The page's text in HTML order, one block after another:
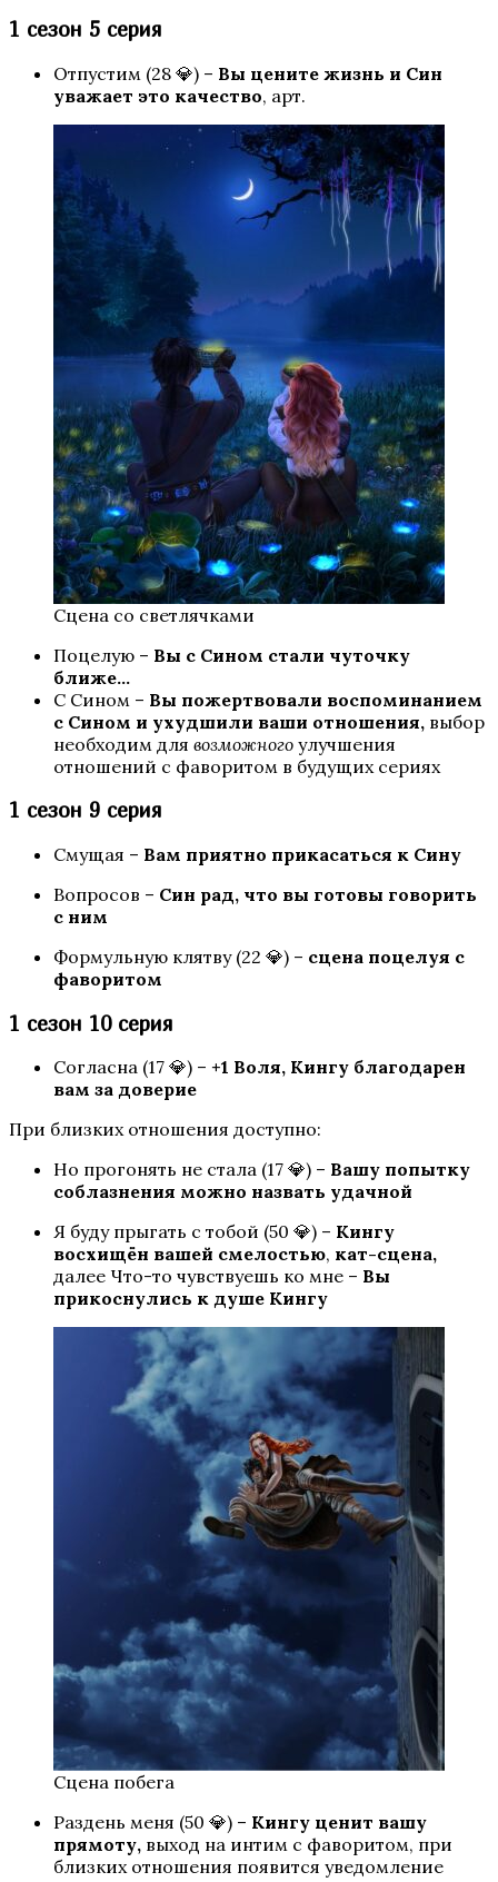
Песнь о Красном Ниле
Игра в ТЭГ
Секрет Небес 2
Роза Пустыни
Теодора
Цветок из огня Тиамат
Кали: Зов Тьмы
1 сезон 5 серия
Отпустим (28 💎) – Вы цените жизнь и Син
уважает это качество, арт.
Сцена со светлячками
Поцелую – Вы с Сином стали чуточку
ближе…
С Сином – Вы пожертвовали воспоминанием
с Сином и ухудшили ваши отношения, выбор
необходим для возможного улучшения
отношений с фаворитом в будущих сериях
1 сезон 9 серия
Смущая – Вам приятно прикасаться к Сину
Вопросов – Син рад, что вы готовы говорить
с ним
Формульную клятву (22 💎) – сцена поцелуя с
фаворитом
1 сезон 10 серия
Согласна (17 💎) – +1 Воля, Кингу благодарен
вам за доверие
При близких отношения доступно:
Но прогонять не стала (17 💎) – Вашу попытку
соблазнения можно назвать удачной
Я буду прыгать с тобой (50 💎) – Кингу
восхищён вашей смелостью, кат-сцена,
далее Что-то чувствуешь ко мне – Вы
прикоснулись к душе Кингу
Сцена побега
Раздень меня (50 💎) – Кингу ценит вашу
прямоту, выход на интим с фаворитом, при
близких отношения появится уведомление